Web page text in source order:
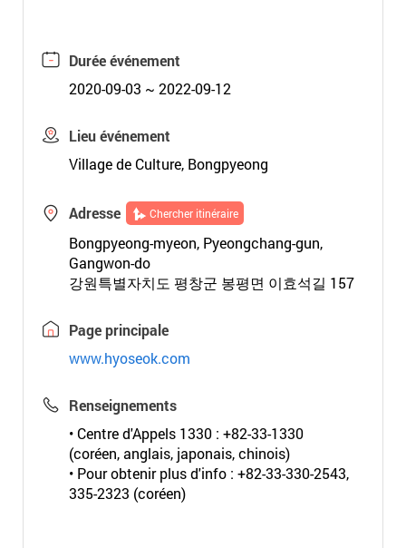
Durée événement
2020-09-03 ~ 2022-09-12
Lieu événement
Village de Culture, Bongpyeong
Adresse Chercher itinéraire
Bongpyeong-myeon, Pyeongchang-gun,
Gangwon-do
강원특별자치도 평창군 봉평면 이효석길 157
Page principale
www.hyoseok.com
Renseignements
• Centre d'Appels 1330 : +82-33-1330
(coréen, anglais, japonais, chinois)
• Pour obtenir plus d'info : +82-33-330-2543,
335-2323 (coréen)